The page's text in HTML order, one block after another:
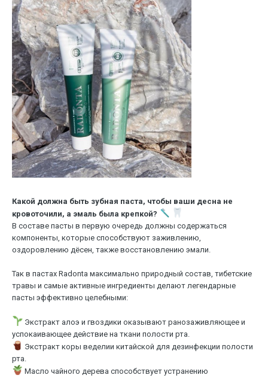
Какой должна быть зубная паста, чтобы ваши десна не
кровоточили, а эмаль была крепкой?
В составе пасты в первую очередь должны содержаться
компоненты, которые способствуют заживлению,
оздоровлению дёсен, также восстановлению эмали.
Так в пастах Radonta максимально природный состав, тибетские
травы и самые активные ингредиенты делают легендарные
пасты эффективно целебными:
Экстракт алоэ и гвоздики оказывают ранозаживляющее и
успокаивающее действие на ткани полости рта.
Экстракт коры веделии китайской для дезинфекции полости
рта.
Масло чайного дерева способствует устранению